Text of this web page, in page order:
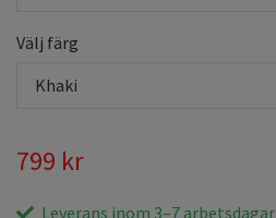
Välj färg
Khaki
799 kr
Leverans inom 3–7 arbetsdagar